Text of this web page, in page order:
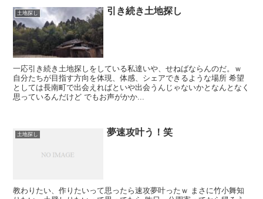
土地探し 引き続き土地探し
一応引き続き土地探しをしている私達いや、せねばならんのだ。ｗ
自分たちが目指す方向を体現、体感、シェアできるような場所 希望
としては長南町で出会えればといや出会うんじゃないかとなんとなく
思っているんだけど でもお声がかか...
土地探し 夢速攻叶う！笑
教わりたい、作りたいって思ったら速攻夢叶ったｗ まさに竹小舞知